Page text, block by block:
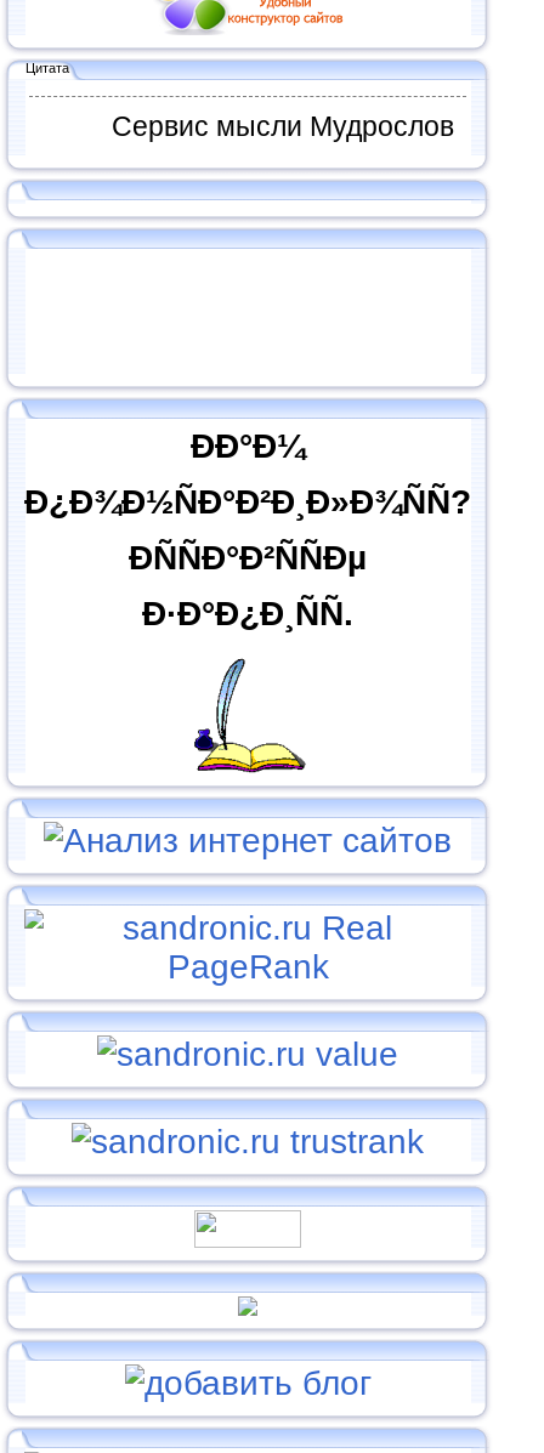
Цитата
Сервис мысли Мудрослов
ÐÐ°Ð¼
Ð¿Ð¾Ð½ÑÐ°Ð²Ð¸Ð»Ð¾ÑÑ?
ÐÑÑÐ°Ð²ÑÑÐµ
Ð·Ð°Ð¿Ð¸ÑÑ.